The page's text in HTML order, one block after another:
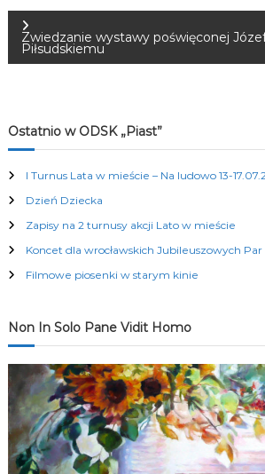
a
w
g
a
c
j
w
p
i
s
Zwiedzanie wystawy poświęconej
Piłsudskiemu
Ostatnio w ODSK „Piast”
I Turnus Lata w mieście – Na ludowo 13-
Dzień Dziecka
Zapisy na 2 turnusy akcji Lato w mieście
Koncet dla wrocławskich Jubileuszowych Par
Filmowe piosenki w starym kinie
Non In Solo Pane Vidit Homo